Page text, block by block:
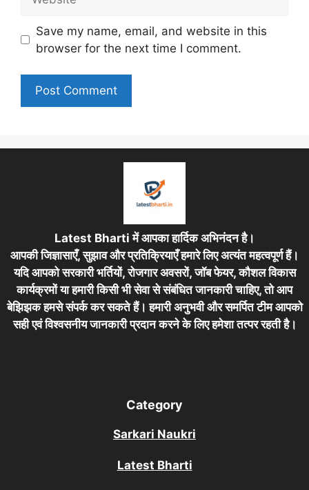
Save my name, email, and website in this
browser for the next time I comment.
Latest Bharti में आपका हार्दिक अभिनंदन है।
आपकी जिज्ञासाएँ, सुझाव और प्रतिक्रियाएँ हमारे लिए अत्यंत महत्वपूर्ण हैं।
यदि आपको सरकारी भर्तियों, रोजगार अवसरों, जॉब फेयर, कौशल विकास
कार्यक्रमों या हमारी किसी भी सेवा से संबंधित जानकारी चाहिए, तो आप
बेझिझक हमसे संपर्क कर सकते हैं। हमारी अनुभवी और समर्पित टीम आपको
सही एवं विश्वसनीय जानकारी प्रदान करने के लिए हमेशा तत्पर रहती है।
Category
Sarkari Naukri
Latest Bharti